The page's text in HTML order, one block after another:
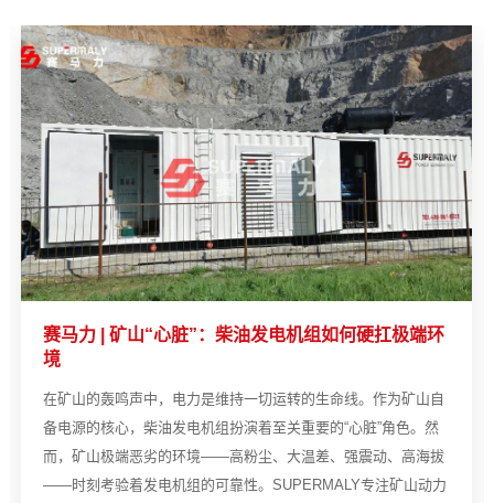
赛马力 | 矿山“心脏”：柴油发电机组如何硬扛极端环
境
在矿山的轰鸣声中，电力是维持一切运转的生命线。作为矿山自
备电源的核心，柴油发电机组扮演着至关重要的“心脏”角色。然
而，矿山极端恶劣的环境——高粉尘、大温差、强震动、高海拔
——时刻考验着发电机组的可靠性。SUPERMALY专注矿山动力